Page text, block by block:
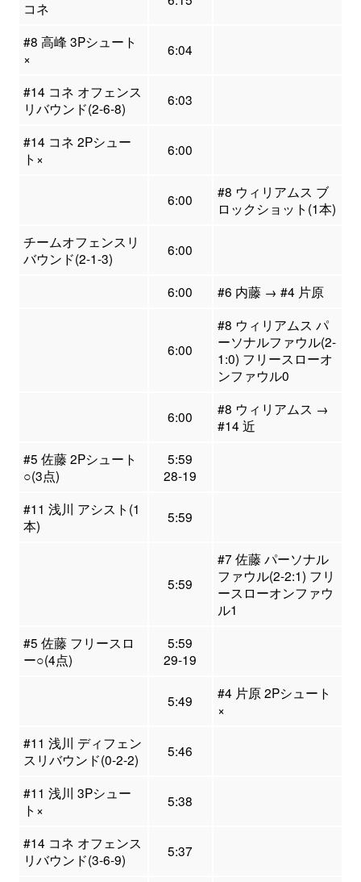
コネ
#8 高峰 3Pシュート
×
6:04
#14 コネ オフェンス
リバウンド(2-6-8)
6:03
#14 コネ 2Pシュー
ト×
6:00
6:00
#8 ウィリアムス ブ
ロックショット(1本)
チームオフェンスリ
バウンド(2-1-3)
6:00
6:00 #6 内藤 → #4 片原
6:00
#8 ウィリアムス パ
ーソナルファウル(2-
1:0) フリースローオ
ンファウル0
6:00
#8 ウィリアムス →
#14 近
#5 佐藤 2Pシュート
○(3点)
5:59
28-19
#11 浅川 アシスト(1
本)
5:59
5:59
#7 佐藤 パーソナル
ファウル(2-2:1) フリ
ースローオンファウ
ル1
#5 佐藤 フリースロ
ー○(4点)
5:59
29-19
5:49
#4 片原 2Pシュート
×
#11 浅川 ディフェン
スリバウンド(0-2-2)
5:46
#11 浅川 3Pシュー
ト×
5:38
#14 コネ オフェンス
リバウンド(3-6-9)
5:37